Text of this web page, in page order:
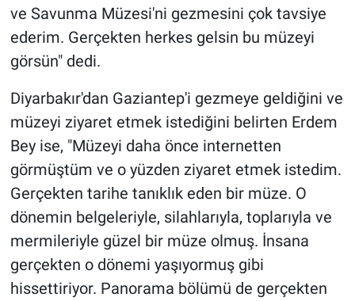
ve Savunma Müzesi'ni gezmesini çok tavsiye
ederim. Gerçekten herkes gelsin bu müzeyi
görsün" dedi.
Diyarbakır'dan Gaziantep'i gezmeye geldiğini ve
müzeyi ziyaret etmek istediğini belirten Erdem
Bey ise, "Müzeyi daha önce internetten
görmüştüm ve o yüzden ziyaret etmek istedim.
Gerçekten tarihe tanıklık eden bir müze. O
dönemin belgeleriyle, silahlarıyla, toplarıyla ve
mermileriyle güzel bir müze olmuş. İnsana
gerçekten o dönemi yaşıyormuş gibi
hissettiriyor. Panorama bölümü de gerçekten